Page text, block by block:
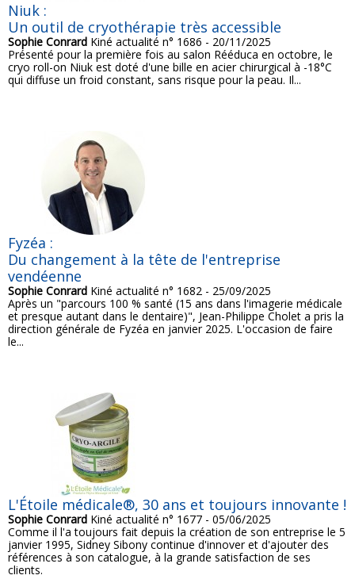
Niuk :
Un outil de cryothérapie très accessible
Sophie Conrard Kiné actualité n° 1686 - 20/11/2025
Présenté pour la première fois au salon Rééduca en octobre, le
cryo roll-on Niuk est doté d'une bille en acier chirurgical à -18°C
qui diffuse un froid constant, sans risque pour la peau. Il...
Fyzéa :
Du changement à la tête de l'entreprise
vendéenne
Sophie Conrard Kiné actualité n° 1682 - 25/09/2025
Après un "parcours 100 % santé (15 ans dans l'imagerie médicale
et presque autant dans le dentaire)", Jean-Philippe Cholet a pris la
direction générale de Fyzéa en janvier 2025. L'occasion de faire
le...
L'Étoile médicale®, 30 ans et toujours innovante !
Sophie Conrard Kiné actualité n° 1677 - 05/06/2025
Comme il l'a toujours fait depuis la création de son entreprise le 5
janvier 1995, Sidney Sibony continue d'innover et d'ajouter des
références à son catalogue, à la grande satisfaction de ses
clients.